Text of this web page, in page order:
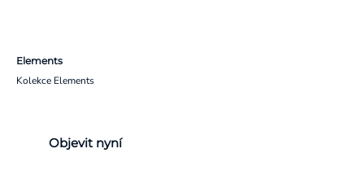
Elements
Kolekce Elements
Objevit nyní